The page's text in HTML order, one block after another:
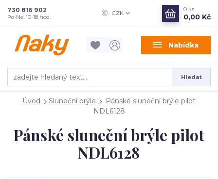
Nabídka
CZK
Hledat
730 816 902
Po-Ne, 10-18 hod.
0 ks
0,00 Kč
Úvod Sluneční brýle
Pánské sluneční brýle pilot
NDL6128
Pánské sluneční brýle pilot
NDL6128